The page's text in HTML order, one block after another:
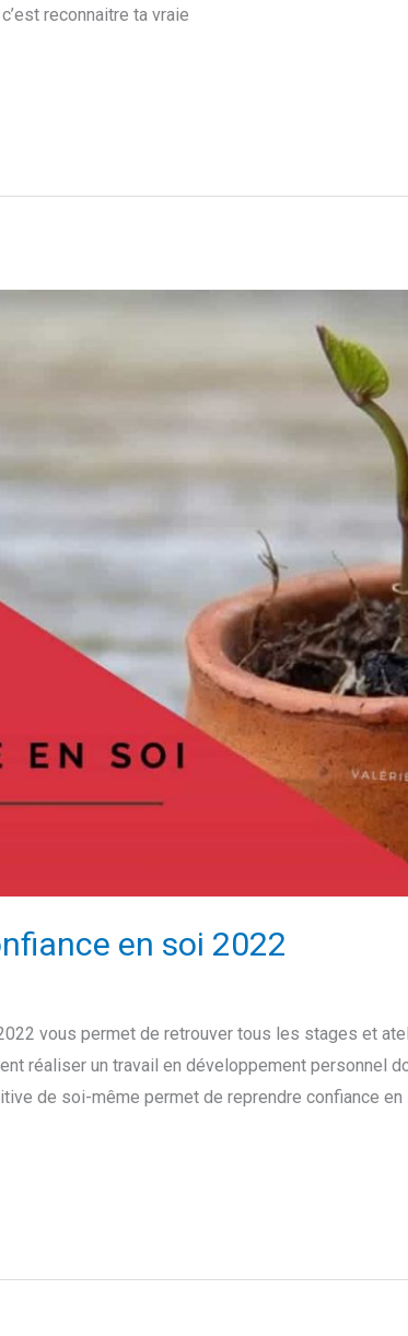
reconnaitre ta vraie
en soi 2022
vous permet de retrouver tous les stages et
réaliser un travail en développement personnel
de soi-même permet de reprendre confiance en